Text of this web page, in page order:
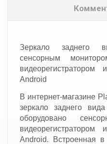
Зеркало заднего
сенсорным
Android
В интернет-магазине
зеркало заднего
оборудовано
Android. Встроенная в